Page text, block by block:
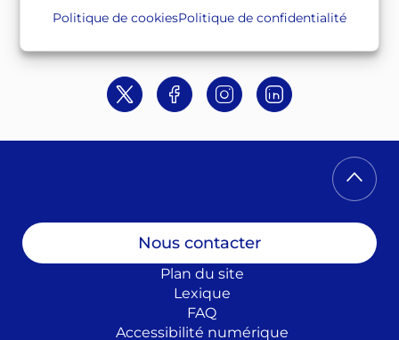
Politique de cookiesPolitique de confidentialité
TwitterFacebookInstagramLinkedin
Nous contacter
Plan du site
Lexique
FAQ
Accessibilité numérique